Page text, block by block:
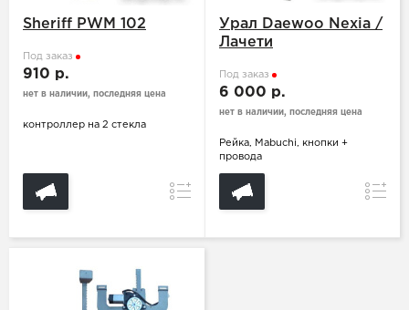
Sheriff PWM 102
Под заказ
910 р.
нет в наличии, последняя цена
контроллер на 2 стекла
Сравнение
Урал Daewoo Nexia /
Лачети
Под заказ
6 000 р.
нет в наличии, последняя цена
Рейка, Mabuchi, кнопки +
провода